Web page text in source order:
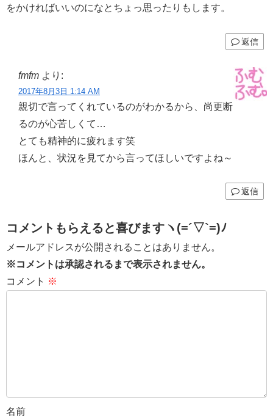
をかければいいのになとちょっ思ったりもします。
返信
fmfm より:
2017年8月3日 1:14 AM
親切で言ってくれているのがわかるから、尚更断
るのが心苦しくて…
とても精神的に疲れます笑
ほんと、状況を見てから言ってほしいですよね～
返信
コメントもらえると喜びますヽ(=´▽`=)ﾉ
メールアドレスが公開されることはありません。
※コメントは承認されるまで表示されません。
コメント ※
名前